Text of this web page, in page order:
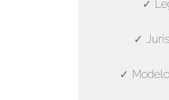
✓
✓
✓